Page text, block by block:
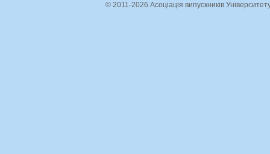
© 2011-2026 Асоціація випускників